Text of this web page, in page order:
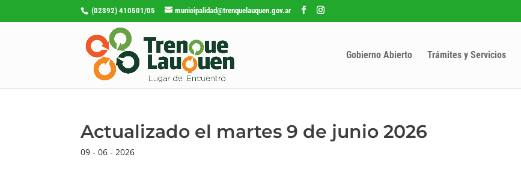
(02392) 410501/05 municipalidad@trenquelauquen.gov.ar
Gobierno Abierto Trámites y Servicios
Actualizado el martes 9 de junio 2026
09 - 06 - 2026